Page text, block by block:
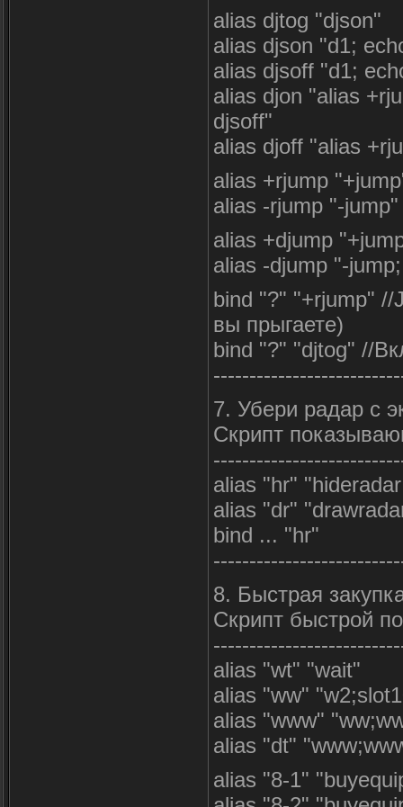
alias djtog "djson"
alias djson "d1;
alias djsoff "d1;
alias djon "alias
djsoff"
alias djoff "alias
alias +rjump
alias -rjump "-jump"
alias +djump
alias -djump "-
bind "?" "+rjump" //
вы прыгаете)
bind "?" "djtog" //
7. Убери радар с
Скрипт
alias "hr"
alias "dr"
bind ... "hr"
8. Быстрая
Скрипт быстрой
alias "wt" "wait"
alias "ww"
alias "www"
alias "dt"
alias "8-1"